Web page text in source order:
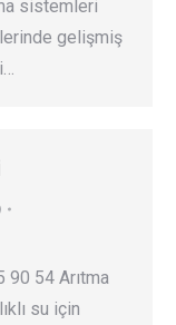
sistemleri
gelişmiş
90 54 Arıtma
su için